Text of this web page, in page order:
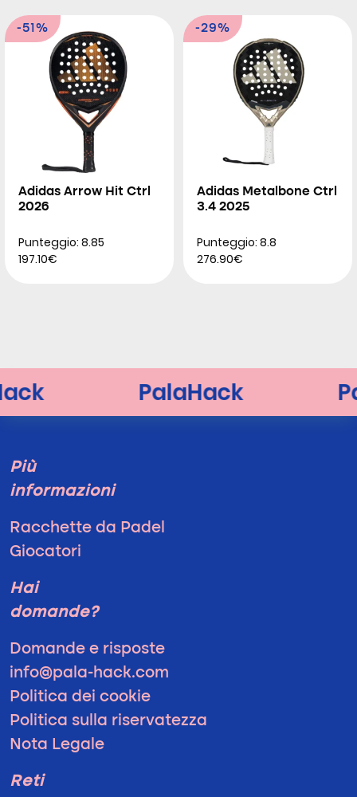
-51%
Adidas Arrow Hit Ctrl
2026
Punteggio: 8.85
197.10€
-29%
Adidas Metalbone Ctrl
3.4 2025
Punteggio: 8.8
276.90€
Più
informazioni
Racchette da Padel
Giocatori
Hai
domande?
Domande e risposte
info@pala-hack.com
Politica dei cookie
Politica sulla riservatezza
Nota Legale
Reti